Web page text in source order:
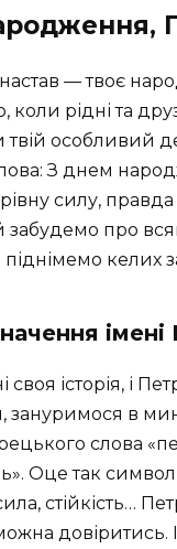
— твоє
коли рідні та
твій особливий
З днем
силу,
забудемо про
піднімемо келих
своя історія, і
зануримося в
слова
Оце так
стійкість…
довіритись. І